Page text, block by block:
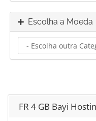
Escolha a Moeda
FR 4 GB Bayi